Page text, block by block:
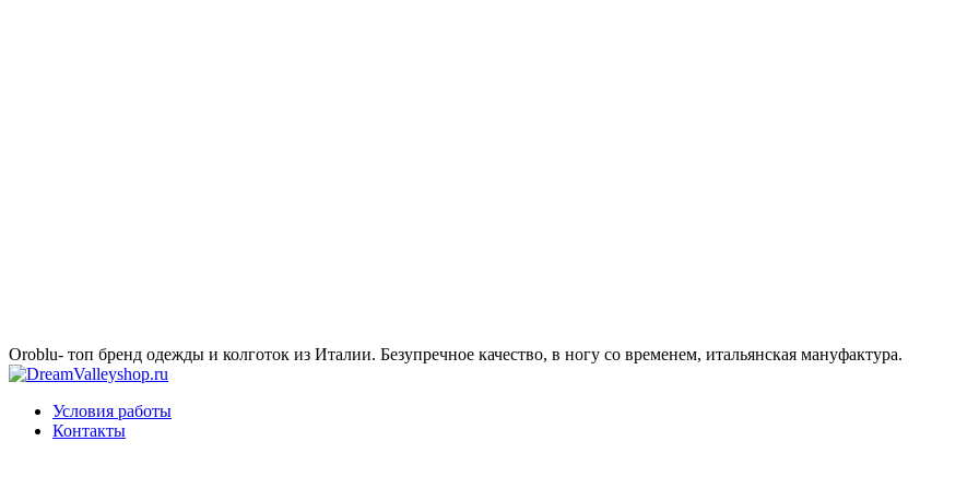
Oroblu- топ бренд одежды и колготок из Италии. Безупречное качество, в ногу со временем, итальянская мануфактура.
Условия работы
Контакты